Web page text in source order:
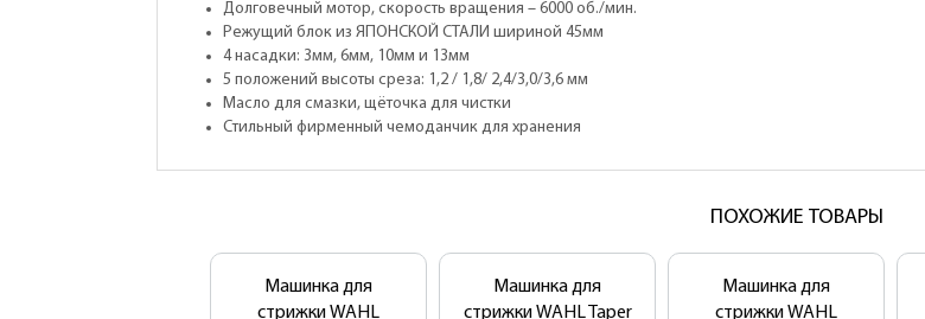
Долговечный мотор, скорость вращения – 6000 об./мин.
Режущий блок из ЯПОНСКОЙ СТАЛИ шириной 45мм
4 насадки: 3мм, 6мм, 10мм и 13мм
5 положений высоты среза: 1,2 / 1,8/ 2,4/3,0/3,6 мм
Масло для смазки, щёточка для чистки
Стильный фирменный чемоданчик для хранения
ПОХОЖИЕ ТОВАРЫ
Машинка для
стрижки WAHL
Машинка для
стрижки WAHL Taper
Машинка для
стрижки WAHL